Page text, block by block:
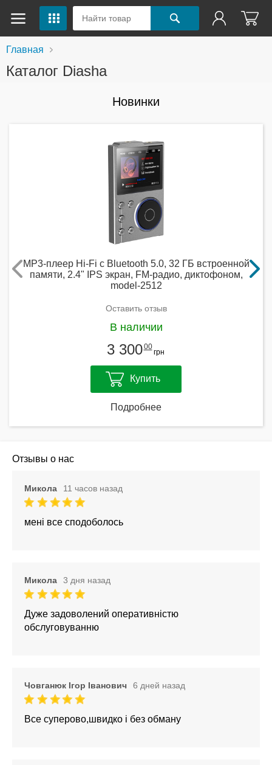
Главная
Каталог Diasha
Новинки
MP3-плеер Hi-Fi с Bluetooth 5.0, 32 ГБ встроенной
памяти, 2.4" IPS экран, FM-радио, диктофоном,
model-2512
Оставить отзыв
В наличии
3 30000
грн
Купить
Подробнее
Отзывы о нас
Микола 11 часов назад
мені все сподоболось
Микола 3 дня назад
Дуже задоволений оперативністю
обслуговуванню
Човганюк Ігор Іванович 6 дней назад
Все суперово,швидко і без обману